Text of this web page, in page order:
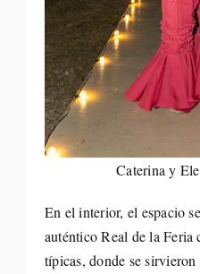
Caterina y
En el interior, el espacio
auténtico Real de la Feria
típicas, donde se